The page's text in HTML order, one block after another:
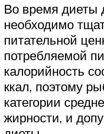
Во время диеты
необходимо
питательной
потребляемой
калорийность
ккал, поэтому
категории
жирности, и